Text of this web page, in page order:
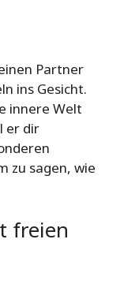
Partner
ins Gesicht.
innere Welt
er dir
zu sagen, wie
freien